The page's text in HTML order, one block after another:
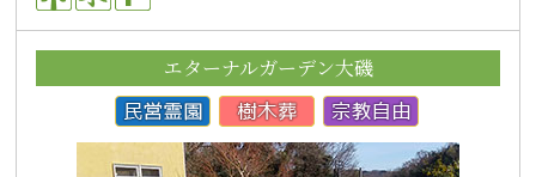
エターナルガーデン大磯